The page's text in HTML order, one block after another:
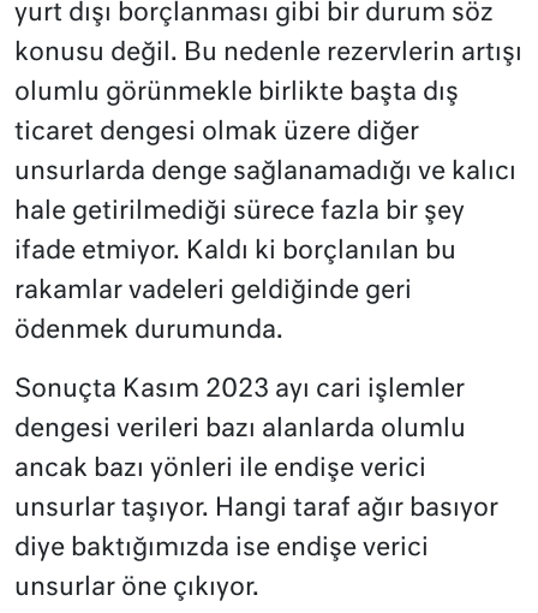
yurt dışı borçlanması gibi bir durum söz
konusu değil. Bu nedenle rezervlerin artışı
olumlu görünmekle birlikte başta dış
ticaret dengesi olmak üzere diğer
unsurlarda denge sağlanamadığı ve kalıcı
hale getirilmediği sürece fazla bir şey
ifade etmiyor. Kaldı ki borçlanılan bu
rakamlar vadeleri geldiğinde geri
ödenmek durumunda.
Sonuçta Kasım 2023 ayı cari işlemler
dengesi verileri bazı alanlarda olumlu
ancak bazı yönleri ile endişe verici
unsurlar taşıyor. Hangi taraf ağır basıyor
diye baktığımızda ise endişe verici
unsurlar öne çıkıyor.